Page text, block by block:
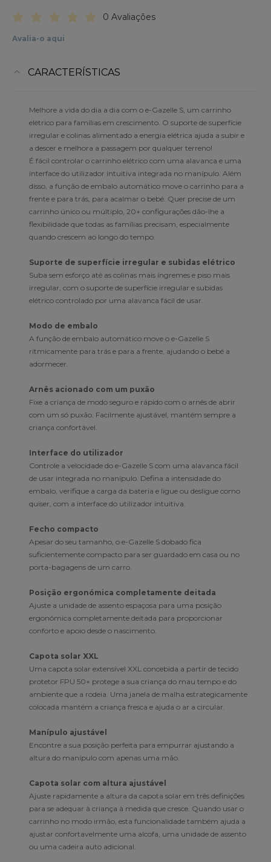
0 Avaliações
Avalia-o aqui
CARACTERÍSTICAS
Melhore a vida do dia a dia com o e-Gazelle S, um carrinho
elétrico para famílias em crescimento. O suporte de superfície
irregular e colinas alimentado a energia elétrica ajuda a subir e
a descer e melhora a passagem por qualquer terreno!
É fácil controlar o carrinho elétrico com uma alavanca e uma
interface do utilizador intuitiva integrada no manípulo. Além
disso, a função de embalo automático move o carrinho para a
frente e para trás, para acalmar o bebé. Quer precise de um
carrinho único ou múltiplo, 20+ configurações dão-lhe a
flexibilidade que todas as famílias precisam, especialmente
quando crescem ao longo do tempo.
Suporte de superfície irregular e subidas elétrico
Suba sem esforço até as colinas mais íngremes e piso mais
irregular, com o suporte de superfície irregular e subidas
elétrico controlado por uma alavanca fácil de usar.
Modo de embalo
A função de embalo automático move o e-Gazelle S
ritmicamente para trás e para a frente, ajudando o bebé a
adormecer.
Arnês acionado com um puxão
Fixe a criança de modo seguro e rápido com o arnês de abrir
com um só puxão. Facilmente ajustável, mantém sempre a
criança confortável.
Interface do utilizador
Controle a velocidade do e-Gazelle S com uma alavanca fácil
de usar integrada no manípulo. Defina a intensidade do
embalo, verifique a carga da bateria e ligue ou desligue como
quiser, com a interface do utilizador intuitiva.
Fecho compacto
Apesar do seu tamanho, o e-Gazelle S dobado fica
suficientemente compacto para ser guardado em casa ou no
porta-bagagens de um carro.
Posição ergonómica completamente deitada
Ajuste a unidade de assento espaçosa para uma posição
ergonómica completamente deitada para proporcionar
conforto e apoio desde o nascimento.
Capota solar XXL
Uma capota solar extensível XXL concebida a partir de tecido
protetor FPU 50+ protege a sua criança do mau tempo e do
ambiente que a rodeia. Uma janela de malha estrategicamente
colocada mantém a criança fresca e ajuda o ar a circular.
Manípulo ajustável
Encontre a sua posição perfeita para empurrar ajustando a
altura do manípulo com apenas uma mão.
Capota solar com altura ajustável
Ajuste rapidamente a altura da capota solar em três definições
para se adequar à criança à medida que cresce. Quando usar o
carrinho no modo irmão, esta funcionalidade também ajuda a
ajustar confortavelmente uma alcofa, uma unidade de assento
ou uma cadeira auto adicional.